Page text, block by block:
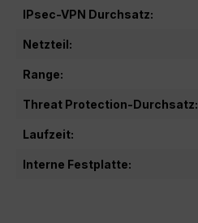
IPsec-VPN Durchsatz:
Netzteil:
Range:
Threat Protection-Durchsatz:
Laufzeit:
Interne Festplatte: